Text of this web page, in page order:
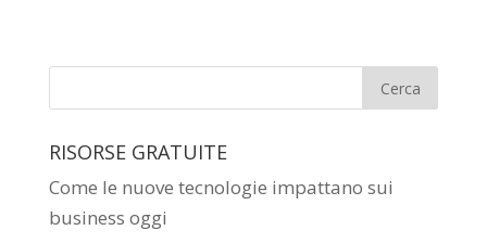
RISORSE GRATUITE
Come le nuove tecnologie impattano sui
business oggi